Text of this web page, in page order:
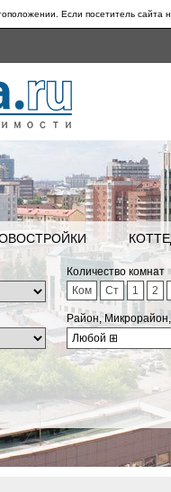
Если посетитель сайта
Количество комнат
Ком
Ст 1 2
Район,
Любой ⊞